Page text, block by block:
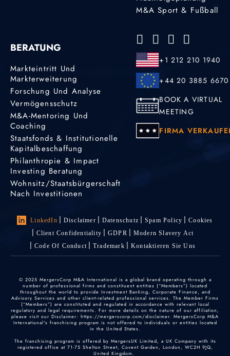
M&A Sport & Fußball
BERATUNG
Markteintritt Und
Markterweiterung
Forschung Und Analyse
Vermögensschutz
M&A-Mentoring Und
Coaching
Staatsfonds & Institutionelle
Kapitalbeschaffung
Philanthropie & Impact
Investing Beratung
Wohnsitz/Staatsbürgerschaft
Nach Investitionen
+1 212 210 1940
+44 20 3885 6670
BOOK A VIRTUAL
MEETING
FIRMA
LinkedIn Disclaimer Datenschutz Spam Policy
Cookies
Client Confidentiality
GDPR
Modern Slavery Act
Code Of Conduct
Trademark Kontaktieren Sie Uns
© 2025 MergersCorp M&A International is a global brand operating through a
number of professional firms and constituent entities (“Members”) located
throughout the world to provide Investment Banking, Corporate Finance, and
Advisory Services and other client-related professional services. The Member Firms
(“Members”) are constituted and regulated in accordance with relevant local
regulatory and legal requirements. For more details on the nature of our affiliation,
please visit our Disclaimer: https://mergerscorp.com/disclaimer. MergersCorp M&A
International's franchising program is not offered to individuals or entities located
in the United States.
The franchising program is offered by MergersUK Limited, a UK Company with its
registered office at 71-75 Shelton Street, Covent Garden, London, WC2H 9JQ,
United Kingdom.